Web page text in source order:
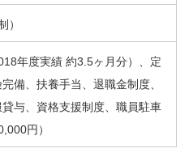
）
年度実績 約3.5ヶ月分）、定
備、扶養手当、退職金制度、
与、資格支援制度、職員駐車
円）